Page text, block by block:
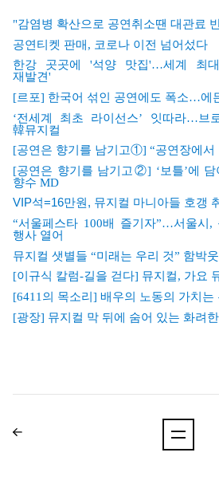
"감염병 확산으로 공연취소땐 대관료
공연티켓 판매, 코로나 이전 넘어섰다
한강
곳곳에 '석양 맛집'…세계 최대
재발견'
[르포] 한국어 섞인 공연에도 폭소…에
‘전세계 최초 라이선스’ 잇따라…브
韓뮤지컬
[공연은 향기를 남기고①] “공연장에서
[공연은 향기를 남기고②] ‘보틀’에 담
향수 MD
VIP석=16만원, 뮤지컬 마니아들 호갱
“서울페스타 100배 즐기자”…서울시,
행사 열어
뮤지컬 샛별들 “미래는 우리 것” 함박
[이규식 칼럼-길을 걷다] 뮤지컬, 가요
[6411 의 목소리] 배우의 노동의 가치는
[광장] 뮤지컬 막 뒤에 숨어 있는 화려한